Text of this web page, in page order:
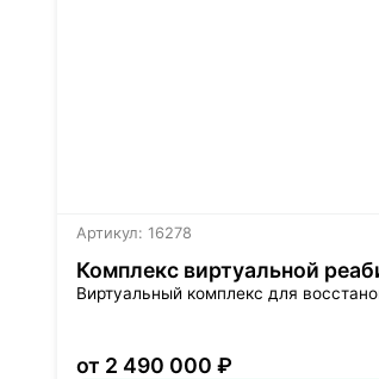
Артикул: 16278
Комплекс виртуальной
Виртуальный комплекс для
от 2 490 000 ₽